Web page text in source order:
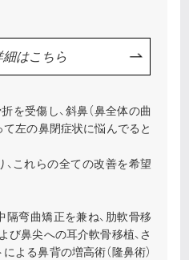
はこちら
を受傷し、斜鼻（鼻全体の曲
て左の鼻閉症状に悩んでると
これらの全ての改善を希望
隔弯曲矯正を兼ね、肋軟骨移
び鼻尖への耳介軟骨移植、さ
よる鼻背の増高術（隆鼻術）